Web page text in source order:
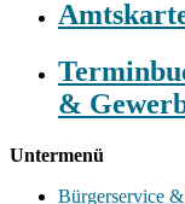
&
Untermenü
Bürgerservice